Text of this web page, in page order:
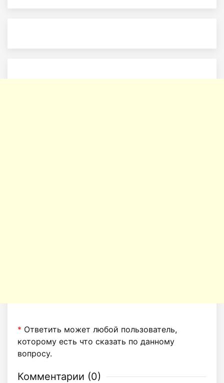
* Ответить может любой пользователь,
которому есть что сказать по данному
вопросу.
Комментарии (0)